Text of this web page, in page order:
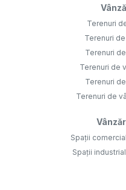
Terenuri
Terenuri
Terenuri
Terenuri de
Terenuri
Terenuri de
Spații
Spații